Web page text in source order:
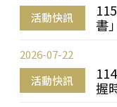
活動快訊
書
活動快訊
握
2026-07-22